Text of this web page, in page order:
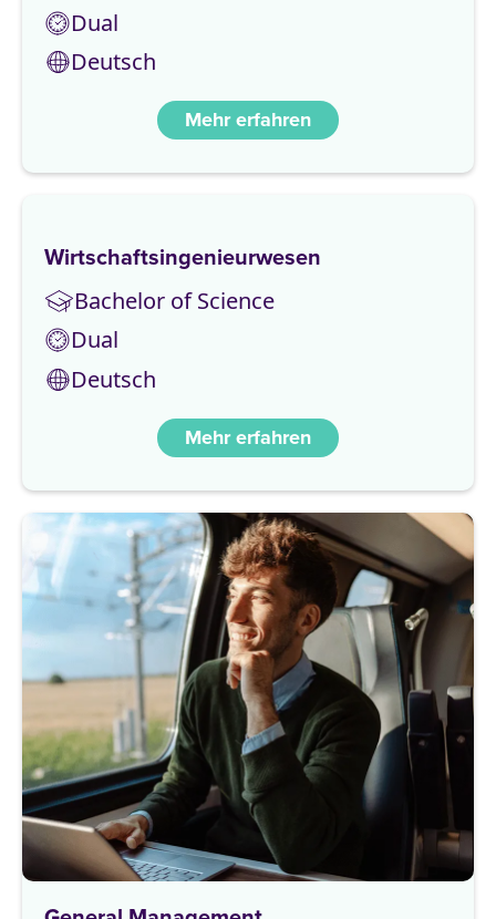
Dual
Deutsch
Mehr erfahren
Wirtschaftsingenieurwesen
Bachelor of Science
Dual
Deutsch
Mehr erfahren